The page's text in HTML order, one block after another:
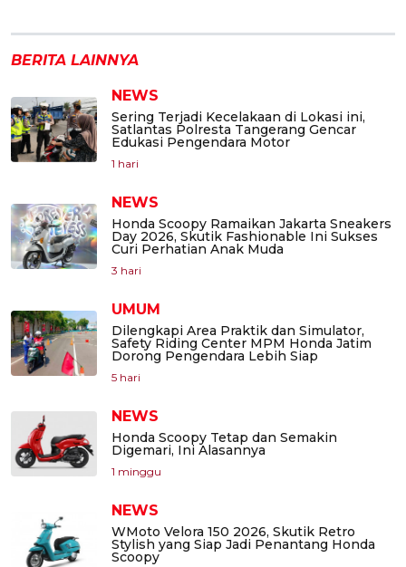
BERITA LAINNYA
NEWS
Sering Terjadi Kecelakaan di Lokasi ini,
Satlantas Polresta Tangerang Gencar
Edukasi Pengendara Motor
1 hari
NEWS
Honda Scoopy Ramaikan Jakarta Sneakers
Day 2026, Skutik Fashionable Ini Sukses
Curi Perhatian Anak Muda
3 hari
UMUM
Dilengkapi Area Praktik dan Simulator,
Safety Riding Center MPM Honda Jatim
Dorong Pengendara Lebih Siap
5 hari
NEWS
Honda Scoopy Tetap dan Semakin
Digemari, Ini Alasannya
1 minggu
NEWS
WMoto Velora 150 2026, Skutik Retro
Stylish yang Siap Jadi Penantang Honda
Scoopy